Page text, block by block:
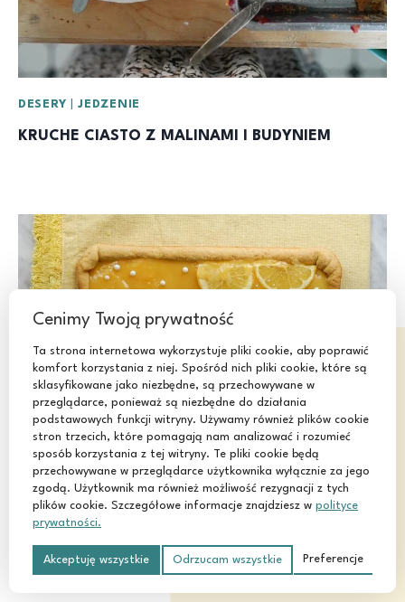
DESERY |JEDZENIE
KRUCHE CIASTO Z MALINAMI I BUDYNIEM
Cenimy Twoją prywatność
Ta strona internetowa wykorzystuje pliki cookie, aby poprawić
komfort korzystania z niej. Spośród nich pliki cookie, które są
sklasyfikowane jako niezbędne, są przechowywane w
przeglądarce, ponieważ są niezbędne do działania
podstawowych funkcji witryny. Używamy również plików cookie
stron trzecich, które pomagają nam analizować i rozumieć
sposób korzystania z tej witryny. Te pliki cookie będą
przechowywane w przeglądarce użytkownika wyłącznie za jego
zgodą. Użytkownik ma również możliwość rezygnacji z tych
plików cookie. Szczegółowe informacje znajdziesz w polityce
prywatności.
Akceptuję wszystkie Odrzucam wszystkie Preferencje